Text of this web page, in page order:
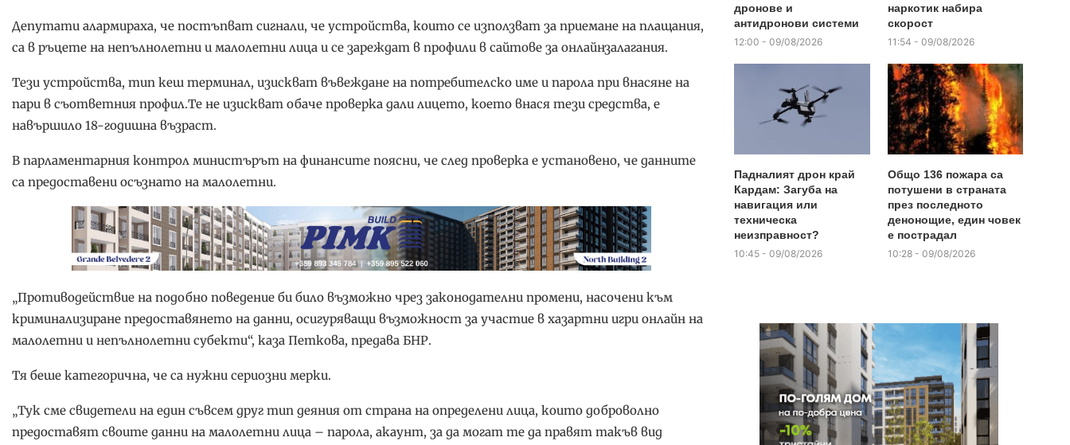
Депутати алармираха, че постъпват сигнали, че устройства, които се използват за приемане на плащания,
са в ръцете на непълнолетни и малолетни лица и се зареждат в профили в сайтове за онлайнзалагания.
Тези устройства, тип кеш терминал, изискват въвеждане на потребителско име и парола при внасяне на
пари в съответния профил.Те не изискват обаче проверка дали лицето, което внася тези средства, е
навършило 18-годишна възраст.
В парламентарния контрол министърът на финансите поясни, че след проверка е установено, че данните
са предоставени осъзнато на малолетни.
„Противодействие на подобно поведение би било възможно чрез законодателни промени, насочени към
криминализиране предоставянето на данни, осигуряващи възможност за участие в хазартни игри онлайн на
малолетни и непълнолетни субекти“, каза Петкова, предава БНР.
Тя беше категорична, че са нужни сериозни мерки.
„Тук сме свидетели на един съвсем друг тип деяния от страна на определени лица, които доброволно
предоставят своите данни на малолетни лица – парола, акаунт, за да могат те да правят такъв вид
дронове и
антидронови системи
12:00 - 09/08/2026
наркотик набира
скорост
11:54 - 09/08/2026
Падналият дрон край
Кардам: Загуба на
навигация или
техническа
неизправност?
10:45 - 09/08/2026
Общо 136 пожара са
потушени в страната
през последното
денонощие, един човек
е пострадал
10:28 - 09/08/2026